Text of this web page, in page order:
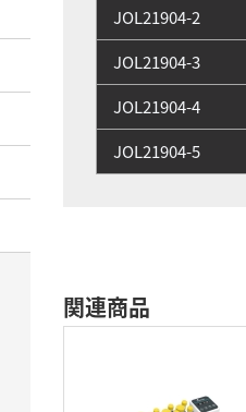
JOL21904-2
JOL21904-3
JOL21904-4
JOL21904-5
関連商品